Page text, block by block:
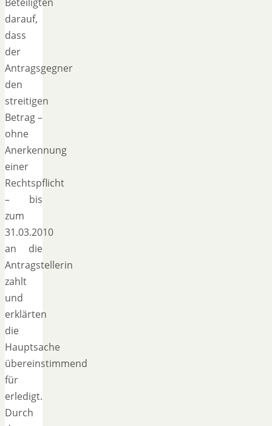
darauf,
dass
der
Antragsgegner
den
streitigen
Betrag –
ohne
Anerkennung
einer
Rechtspflicht
– bis
zum
31.03.2010
an die
Antragstellerin
zahlt
und
erklärten
die
Hauptsache
übereinstimmend
für
erledigt.
Durch